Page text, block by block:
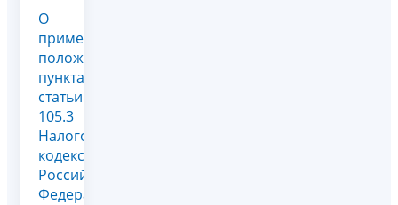
О
применении
положений
пункта 6
статьи
105.3
Налогового
кодекса
Российской
Федерации